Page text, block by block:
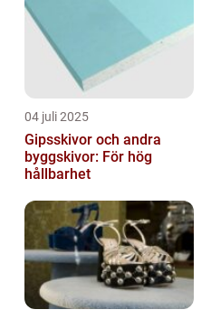
04 juli 2025
Gipsskivor och andra
byggskivor: För hög
hållbarhet